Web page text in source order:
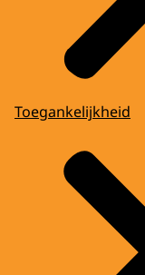
Toegankelijkheid